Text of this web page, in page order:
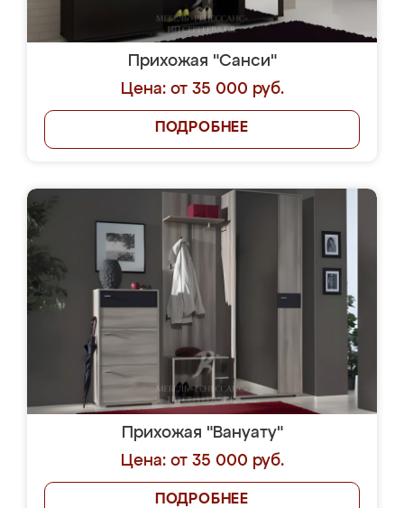
Прихожая "Санси"
Цена: от 35 000 руб.
ПОДРОБНЕЕ
Прихожая "Вануату"
Цена: от 35 000 руб.
ПОДРОБНЕЕ